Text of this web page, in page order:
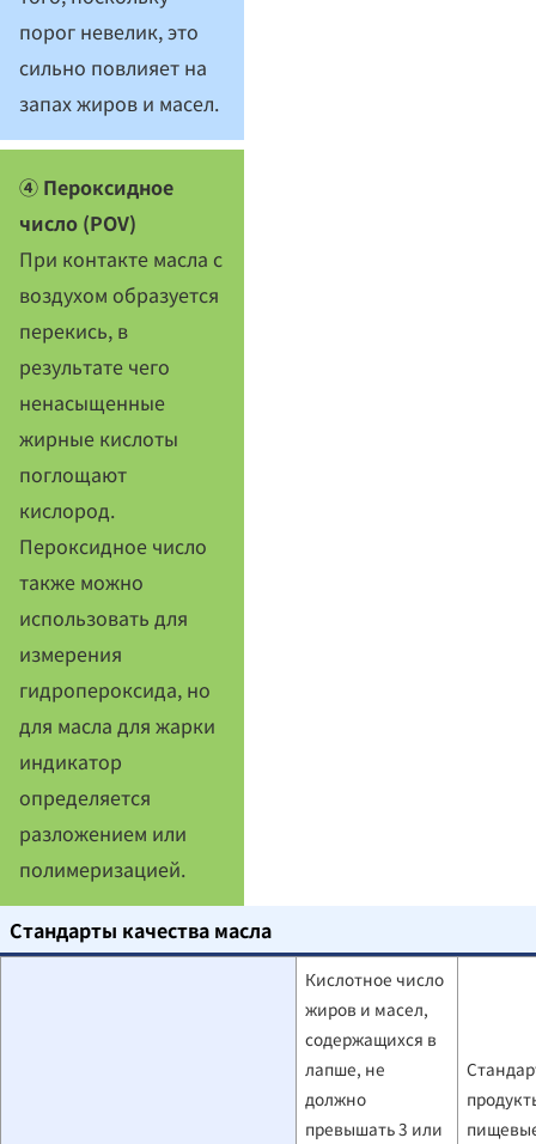
порог невелик, это
сильно повлияет на
запах жиров и масел.
④ Пероксидное
число (POV)
При контакте масла с
воздухом образуется
перекись, в
результате чего
ненасыщенные
жирные кислоты
поглощают
кислород.
Пероксидное число
также можно
использовать для
измерения
гидропероксида, но
для масла для жарки
индикатор
определяется
разложением или
полимеризацией.
Стандарты качества масла
Кислотное число
жиров и масел,
содержащихся в
лапше, не
должно
превышать 3 или